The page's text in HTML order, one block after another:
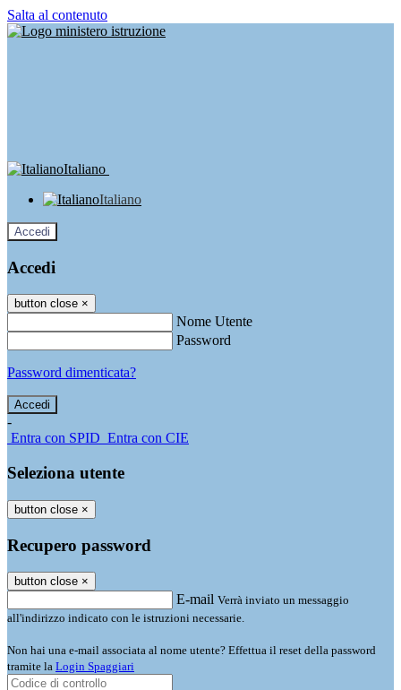
Salta al contenuto
Italiano
Italiano
Accedi
Accedi
button close ×
Nome Utente
Password
Password dimenticata?
-
Entra con SPID Entra con CIE
Seleziona utente
button close ×
Recupero password
button close ×
E-mail Verrà inviato un messaggio
all'indirizzo indicato con le istruzioni necessarie.
Non hai una e-mail associata al nome utente? Effettua il reset della password
tramite la Login Spaggiari